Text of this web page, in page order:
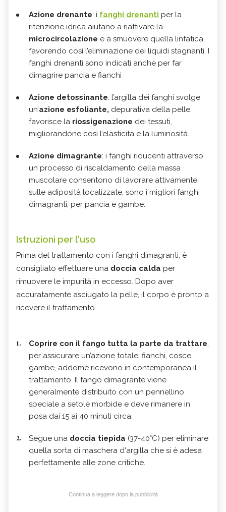
Azione drenante: i fanghi drenanti per la
ritenzione idrica aiutano a riattivare la
microcircolazione e a smuovere quella linfatica,
favorendo così l’eliminazione dei liquidi stagnanti. I
fanghi drenanti sono indicati anche per far
dimagrire pancia e fianchi
Azione detossinante: l’argilla dei fanghi svolge
un’azione esfoliante, depurativa della pelle,
favorisce la riossigenazione dei tessuti,
migliorandone così l’elasticità e la luminosità.
Azione dimagrante: i fanghi riducenti attraverso
un processo di riscaldamento della massa
muscolare consentono di lavorare attivamente
sulle adiposità localizzate, sono i migliori fanghi
dimagranti, per pancia e gambe.
Istruzioni per l'uso
Prima del trattamento con i fanghi dimagranti, è
consigliato effettuare una doccia calda per
rimuovere le impurità in eccesso. Dopo aver
accuratamente asciugato la pelle, il corpo è pronto a
ricevere il trattamento.
Coprire con il fango tutta la parte da trattare,
per assicurare un’azione totale: fianchi, cosce,
gambe, addome ricevono in contemporanea il
trattamento. Il fango dimagrante viene
generalmente distribuito con un pennellino
speciale a setole morbide e deve rimanere in
posa dai 15 ai 40 minuti circa.
Segue una doccia tiepida (37-40°C) per eliminare
quella sorta di maschera d'argilla che si è adesa
perfettamente alle zone critiche.
Continua a leggere dopo la pubblicità